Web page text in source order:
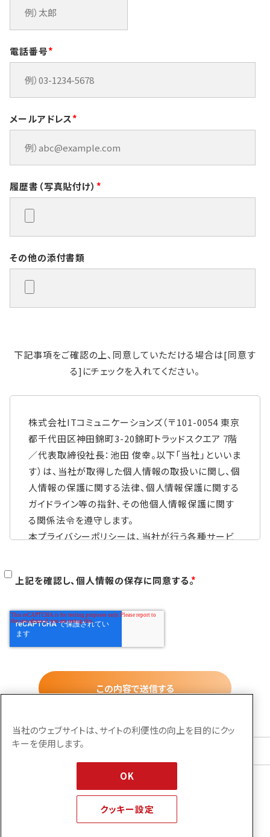
電話番号*
メールアドレス*
履歴書（写真貼付け） *
その他の添付書類
下記事項をご確認の上、同意していただける場合は[同意す
る]にチェックを入れてください。
株式会社ITコミュニケーションズ（〒101-0054 東京
都千代田区神田錦町3-20錦町トラッドスクエア 7階
／代表取締役社長：池田 俊幸。以下「当社」といいま
す）は、当社が取得した個人情報の取扱いに関し、個
人情報の保護に関する法律、個人情報保護に関する
ガイドライン等の指針、その他個人情報保護に関す
る関係法令を遵守します。
本プライバシーポリシーは、当社が行う各種サービ
当社が取得する個人情報と利用目的は以下のとおり
です。
・本人から口頭または書面等（ホームページや電子
・取引先から個人情報を委託される場合
（２）情報の利用目的
当社は、取得した個人情報を以下に定める目的のた
めに使用します。
・商談及び業務上の諸連絡、受発注業務、請求支払
上記を確認し、個人情報の保存に同意する。
*
HOME インターンエントリー
TOPへ戻る
コーポレートサイト
プライバシーポリシー
当社のウェブサイトは、サイトの利便性の向上を目的にクッ
キーを使用します。
OK
クッキー設定